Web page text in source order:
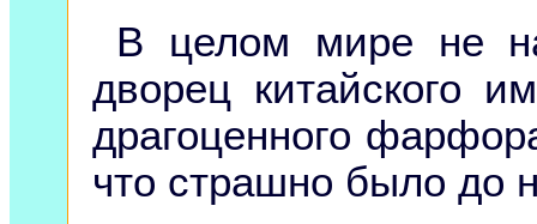
В целом мире не
дворец китайского
драгоценного
что страшно было до